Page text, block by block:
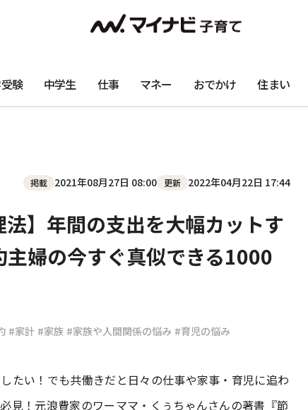
験 中学生 仕事 マネー おでかけ 住まい
掲載 2021年08月27日 08:00 更新 2022年04月22日 17:44
法】年間の支出を大幅カットす
婦の今すぐ真似できる1000
#家計 #家族 #家族や人間関係の悩み #育児の悩み
たい！でも共働きだと日々の仕事や家事・育児に追わ
！元浪費家のワーママ・くぅちゃんさんの著書『節